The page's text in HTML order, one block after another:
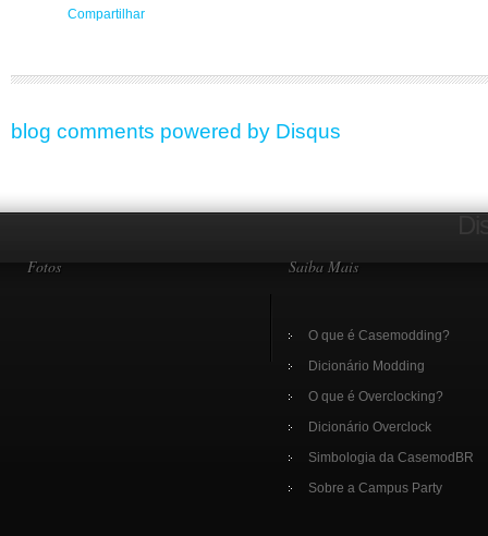
Compartilhar
blog comments powered by Disqus
Fotos Saiba Mais
O que é Casemodding?
Dicionário Modding
O que é Overclocking?
Dicionário Overclock
Simbologia da CasemodBR
Sobre a Campus Party